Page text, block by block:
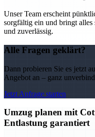
Unser Team erscheint
sorgfältig ein und bringt
und zuverlässig.
Alle Fragen geklärt?
Dann probieren Sie es jetzt
Angebot an – ganz
Jetzt Anfrage starten
Umzug planen mit
Entlastung garantiert